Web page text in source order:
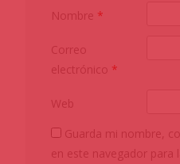
Nombre *
Correo
electrónico *
Web
Guarda mi nombre,
en este navegador para